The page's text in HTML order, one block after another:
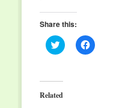
Share this:
Click
to
(Opens
in
new
Click
to
Related